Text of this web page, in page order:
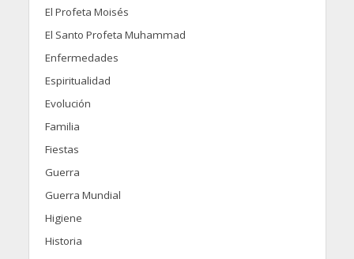
El Profeta Moisés
El Santo Profeta Muhammad
Enfermedades
Espiritualidad
Evolución
Familia
Fiestas
Guerra
Guerra Mundial
Higiene
Historia